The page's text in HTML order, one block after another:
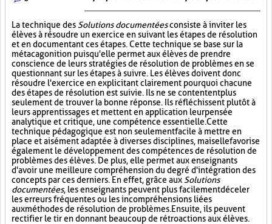
La technique des Solutions documentéesconsiste à inviter les
élèves à résoudre un exercice en suivant les étapes de résolution
et en documentant ces étapes. Cette technique se base sur la
métacagonition puisqu'elle permet aux élèves de prendre
conscience de leurs stratégies de résolution de problèmes en se
questionnant sur les étapes à suivre. Les élèves doivent donc
résoudre l'exercice en explicitant clairement pourquoi chacune
des étapes de résolution est suivie. Ils ne se contentent plus
seulement de trouver la bonne réponse. Ils réfléchissent plutôt à
leurs apprentissages et mettent en application leur pensée
analytique et critique, une compétence essentielle. Cette
technique pédagogique est non seulement facile à mettre en
place et aisément adaptée à diverses disciplines, mais elle favorise
également le développement des compétences de résolution de
problèmes des élèves. De plus, elle permet aux enseignants
d'avoir une meilleure compréhension du degré d'intégration des
concepts par ces derniers. En effet, grâce aux Solutions
documentées, les enseignants peuvent plus facilement déceler
les erreurs fréquentes ou les incompréhensions liées
aux méthodes de résolution de problèmes. Ensuite, ils peuvent
rectifier le tir en donnant beaucoup de rétroactions aux élèves.